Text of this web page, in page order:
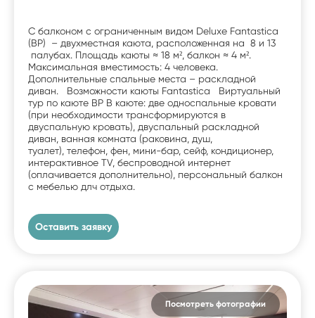
С балконом c ограниченным видом Deluxe Fantastica
(BP) – двухместная каюта, расположенная на 8 и 13
палубах. Площадь каюты ≈ 18 м², балкон ≈ 4 м².
Максимальная вместимость: 4 человека.
Дополнительные спальные места – раскладной
диван. Возможности каюты Fantastica Виртуальный
тур по каюте BP В каюте: две односпальные кровати
(при необходимости трансформируются в
двуспальную кровать), двуспальный раскладной
диван, ванная комната (раковина, душ,
туалет), телефон, фен, мини-бар, сейф, кондиционер,
интерактивное TV, беспроводной интернет
(оплачивается дополнительно), персональный балкон
с мебелью длч отдыха.
Оставить заявку
Посмотреть фотографии